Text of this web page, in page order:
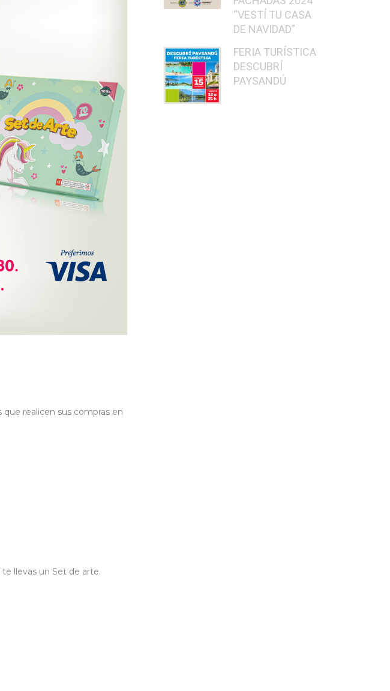
que realicen sus compras en
llevas un Set de arte.
“VESTÍ TU CASA
DE NAVIDAD”
FERIA TURÍSTICA
DESCUBRÍ
PAYSANDÚ